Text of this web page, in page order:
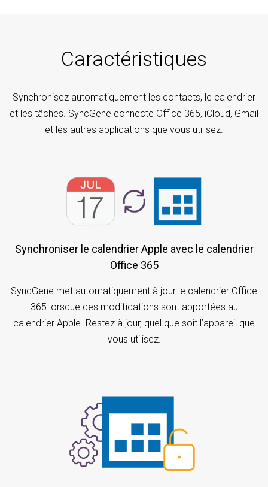
Caractéristiques
Synchronisez automatiquement les contacts, le calendrier
et les tâches. SyncGene connecte Office 365, iCloud, Gmail
et les autres applications que vous utilisez.
Synchroniser le calendrier Apple avec le calendrier
Office 365
SyncGene met automatiquement à jour le calendrier Office
365 lorsque des modifications sont apportées au
calendrier Apple. Restez à jour, quel que soit l’appareil que
vous utilisez.